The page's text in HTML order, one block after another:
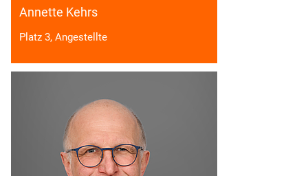
Annette Kehrs
Platz 3, Angestellte